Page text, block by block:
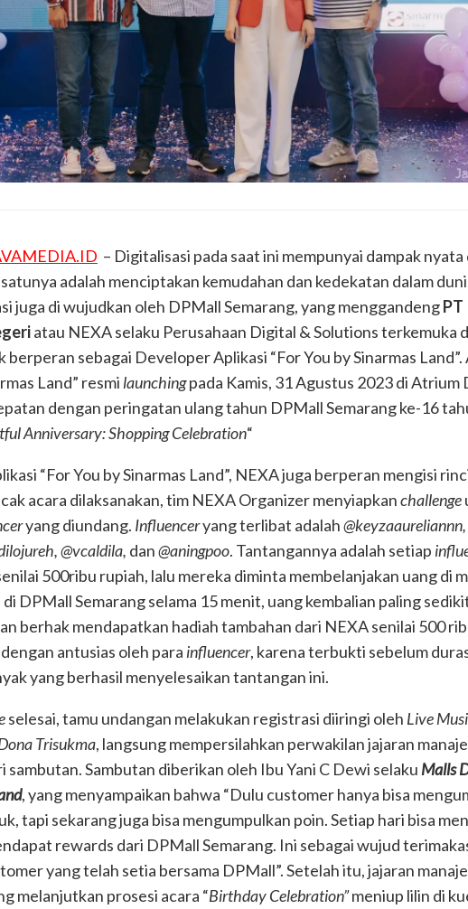
– Digitalisasi pada saat ini mempunyai dampak nyata
adalah menciptakan kemudahan dan kedekatan dalam
juga di wujudkan oleh DPMall Semarang, yang menggandeng
atau NEXA selaku Perusahaan Digital & Solutions terkemuka
berperan sebagai Developer Aplikasi “For You by Sinarmas Land”.
Land” resmi launchingpada Kamis, 31 Agustus 2023 di Atrium
dengan peringatan ulang tahun DPMall Semarang ke-16
Anniversary: Shopping Celebration“
“For You by Sinarmas Land”, NEXA juga berperan mengisi
acara dilaksanakan, tim NEXA Organizer menyiapkanchallenge
yang diundang. Influenceryang terlibat adalah@keyzaaureliannn,
@vcaldila, dan@aningpoo. Tantangannya adalah setiap
500ribu rupiah, lalu mereka diminta membelanjakan uang di
DPMall Semarang selama 15 menit, uang kembalian paling
berhak mendapatkan hadiah tambahan dari NEXA senilai 500
antusias oleh para influencer, karena terbukti sebelum
yang berhasil menyelesaikan tantangan ini.
selesai, tamu undangan melakukan registrasi diiringi oleh Live
Trisukma, langsung mempersilahkan perwakilan jajaran
sambutan. Sambutan diberikan oleh Ibu Yani C Dewi selaku Malls
, yang menyampaikan bahwa “Dulu customer hanya bisa
tapi sekarang juga bisa mengumpulkan poin. Setiap hari bisa
rewards dari DPMall Semarang. Ini sebagai wujud
yang telah setia bersama DPMall”. Setelah itu, jajaran
melanjutkan prosesi acara “Birthday Celebration”meniup lilin di